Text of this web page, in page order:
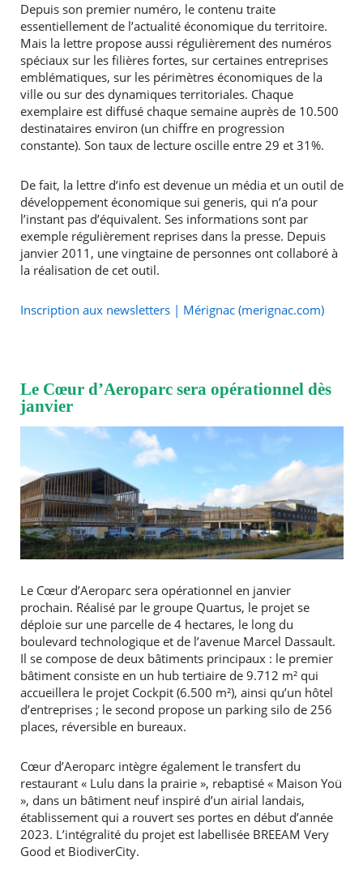
Depuis son premier numéro, le contenu traite
essentiellement de l’actualité économique du territoire.
Mais la lettre propose aussi régulièrement des numéros
spéciaux sur les filières fortes, sur certaines entreprises
emblématiques, sur les périmètres économiques de la
ville ou sur des dynamiques territoriales. Chaque
exemplaire est diffusé chaque semaine auprès de 10.500
destinataires environ (un chiffre en progression
constante). Son taux de lecture oscille entre 29 et 31%.
De fait, la lettre d’info est devenue un média et un outil de
développement économique sui generis, qui n’a pour
l’instant pas d’équivalent. Ses informations sont par
exemple régulièrement reprises dans la presse. Depuis
janvier 2011, une vingtaine de personnes ont collaboré à
la réalisation de cet outil.
Inscription aux newsletters | Mérignac (merignac.com)
Le Cœur d’Aeroparc sera opérationnel dès
janvier
Le Cœur d’Aeroparc sera opérationnel en janvier
prochain. Réalisé par le groupe Quartus, le projet se
déploie sur une parcelle de 4 hectares, le long du
boulevard technologique et de l’avenue Marcel Dassault.
Il se compose de deux bâtiments principaux : le premier
bâtiment consiste en un hub tertiaire de 9.712 m² qui
accueillera le projet Cockpit (6.500 m²), ainsi qu’un hôtel
d’entreprises ; le second propose un parking silo de 256
places, réversible en bureaux.
Cœur d’Aeroparc intègre également le transfert du
restaurant « Lulu dans la prairie », rebaptisé « Maison Yoü
», dans un bâtiment neuf inspiré d’un airial landais,
établissement qui a rouvert ses portes en début d’année
2023. L’intégralité du projet est labellisée BREEAM Very
Good et BiodiverCity.